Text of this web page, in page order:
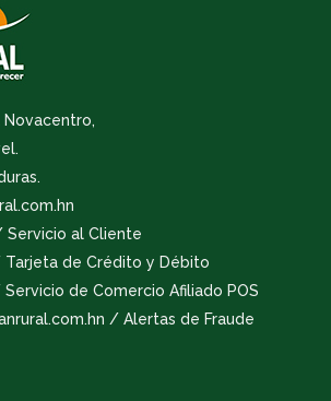
Servicio al Cliente
Tarjeta de Crédito y Débito
de Comercio Afiliado POS
/ Alertas de Fraude